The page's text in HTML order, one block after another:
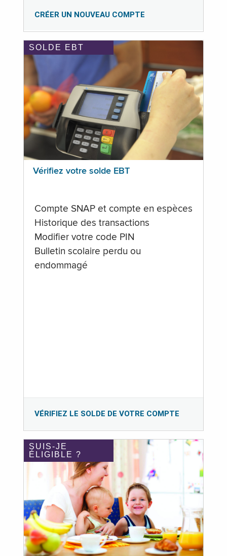
CRÉER UN NOUVEAU COMPTE
SOLDE EBT
Vérifiez votre solde EBT
Compte SNAP et compte en espèces
Historique des transactions
Modifier votre code PIN
Bulletin scolaire perdu ou
endommagé
VÉRIFIEZ LE SOLDE DE VOTRE COMPTE
SUIS-JE
ÉLIGIBLE ?